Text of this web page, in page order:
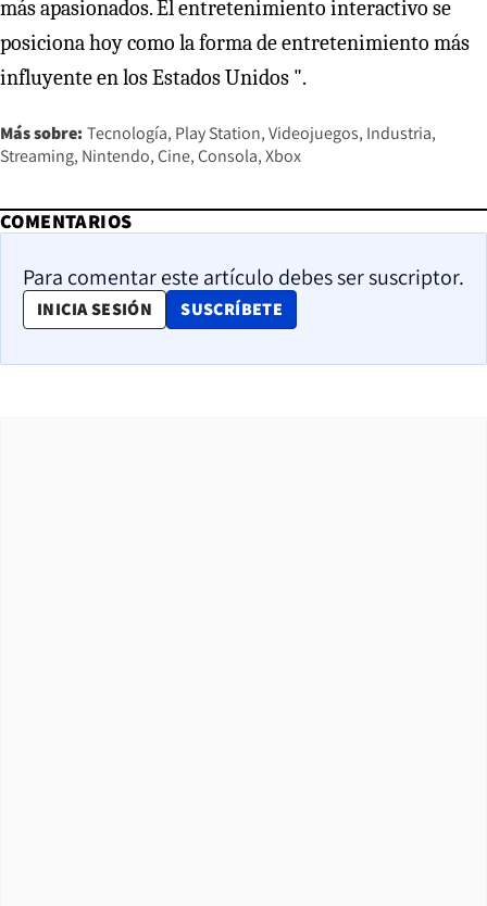
más apasionados. El entretenimiento interactivo se
posiciona hoy como la forma de entretenimiento más
influyente en los Estados Unidos ".
Más sobre: Tecnología Play Station Videojuegos Industria
Streaming Nintendo Cine Consola Xbox
COMENTARIOS
Para comentar este artículo debes ser suscriptor.
INICIA SESIÓN SUSCRÍBETE
OPENS IN NEW WINDOW